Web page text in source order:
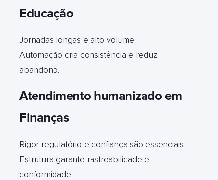
Educação
Jornadas longas e alto volume.
Automação cria consistência e reduz
abandono.
Atendimento humanizado em
Finanças
Rigor regulatório e confiança são essenciais.
Estrutura garante rastreabilidade e
conformidade.